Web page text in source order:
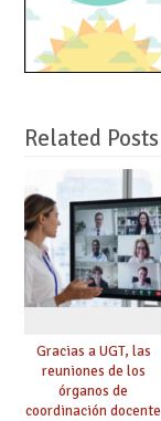
Related Posts
Gracias a UGT, las
reuniones de los
órganos de
coordinación docente